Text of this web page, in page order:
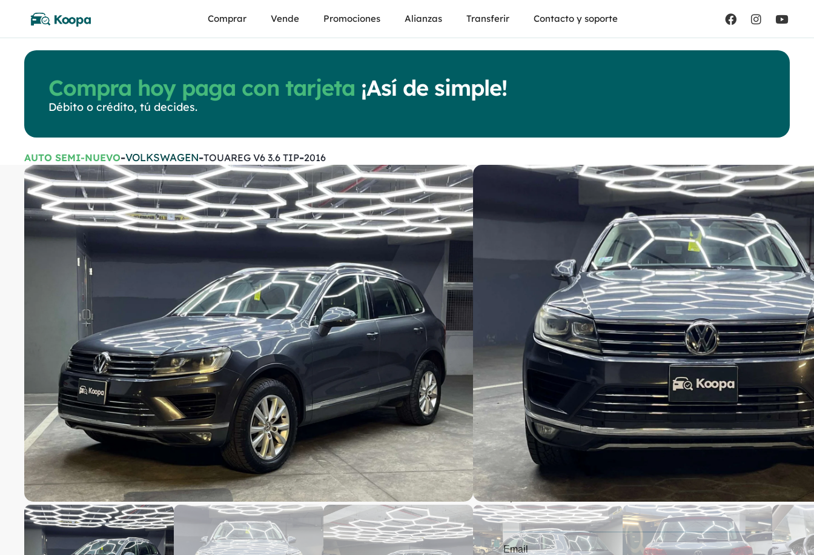
Comprar Vende Promociones Alianzas Transferir Contacto y soporte
Compra hoy paga con tarjeta ¡Así de simple!
Débito o crédito, tú decides.
AUTO SEMI-NUEVO-VOLKSWAGEN-TOUAREG V6 3.6 TIP-2016
Volkswagen
Touareg V6 3.6 TIP
23,900
21,000
96,800 kms
2015 fabricacion
2016 modelo
Código de auto : 3023